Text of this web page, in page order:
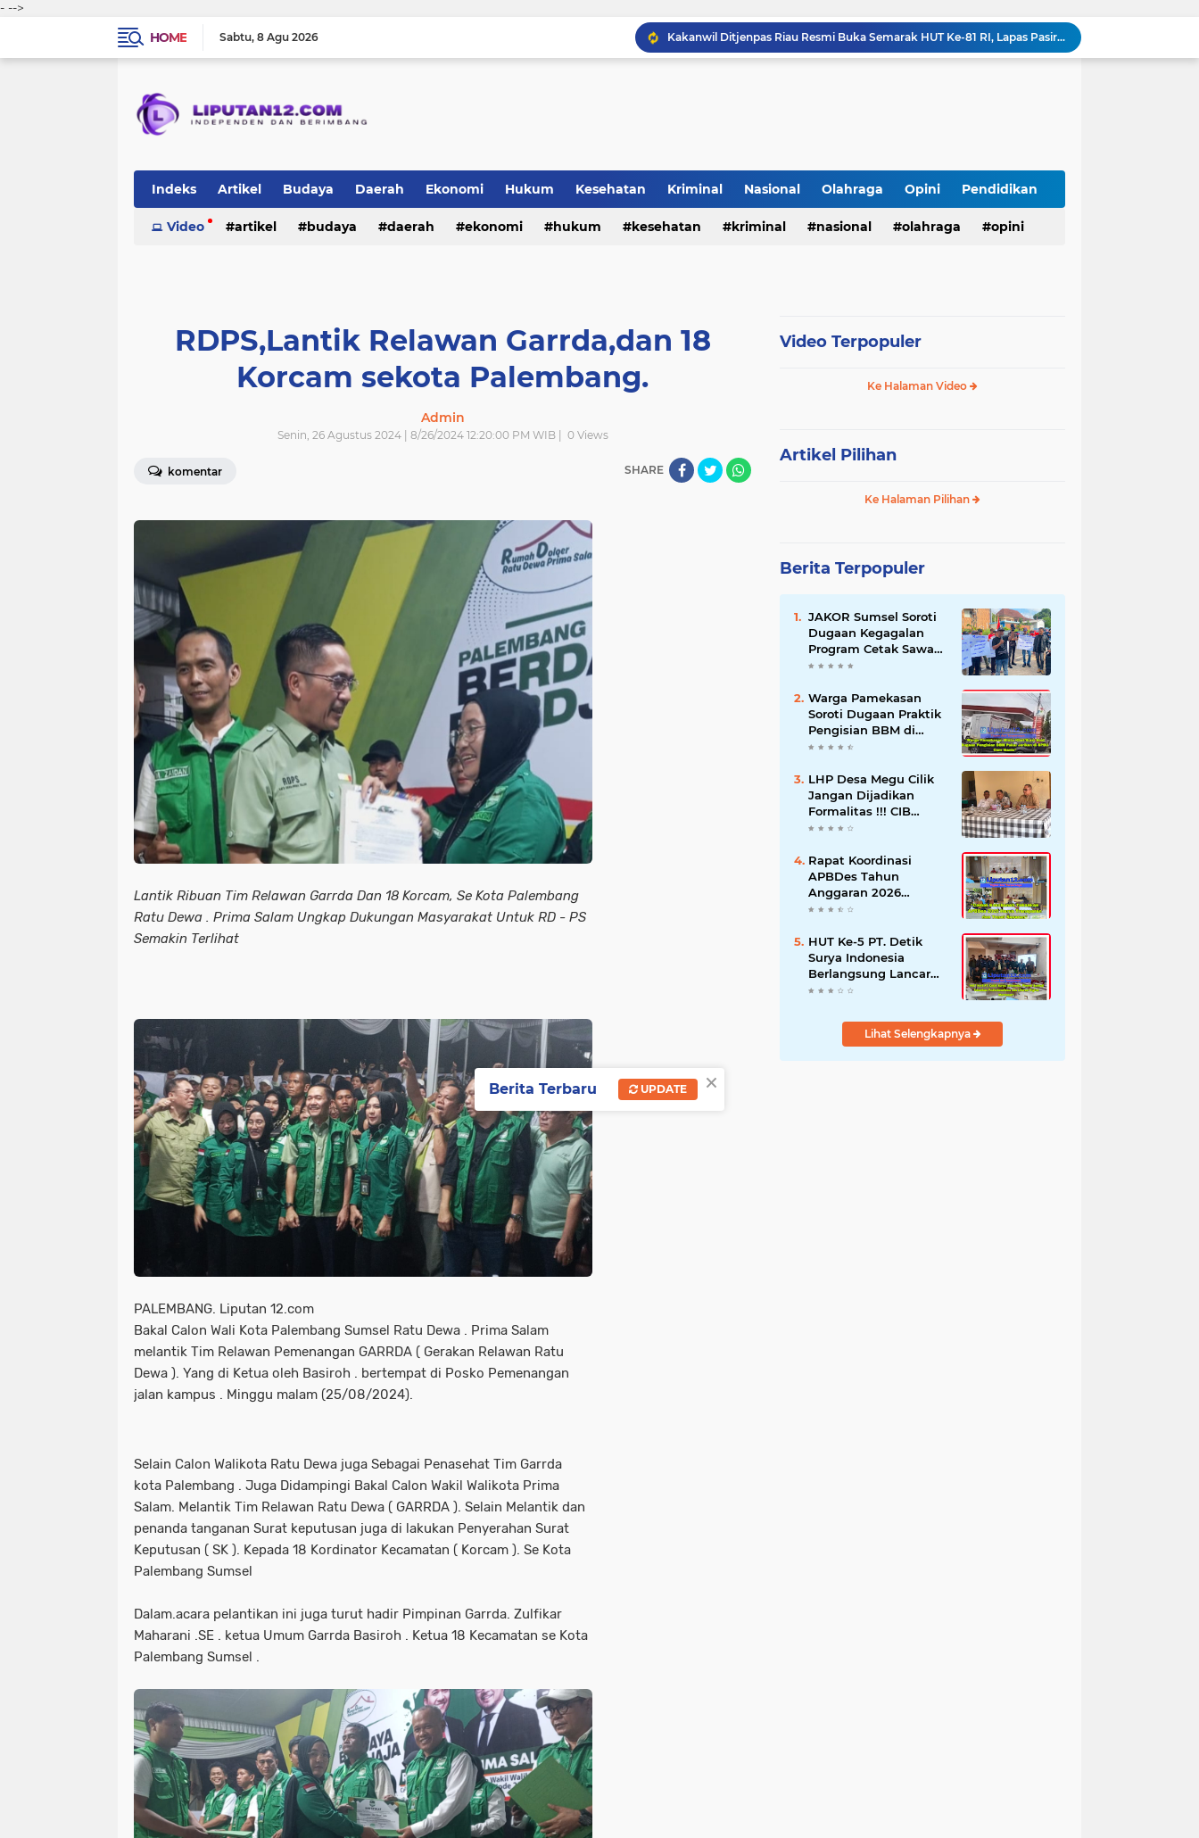
- -->
HOME
Sabtu 8 Agu 2026
Kakanwil Ditjenpas Riau Resmi Buka Semarak HUT Ke-81 RI, Lapas Pasir Pangarayan Turunkan Tim Terbaik di Kakanwil Cup Mini Soccer
Polresta Cirebon Sita Ratusan Botol Miras Ilegal dalam Ops Pekat
Operasional SPPG 5 Bandengan berhenti sementara usai menu MBG di duga sebabkan keracunan bagaimana dengan air limbah SPPG 3 Bawu yang di duga cemari sumur warga.
Indeks Artikel Budaya Daerah Ekonomi Hukum Kesehatan Kriminal Nasional Olahraga Opini Pendidikan
Peristiwa Politik TNI-Polri sosial
Video artikel budaya daerah ekonomi hukum kesehatan kriminal nasional olahraga opini
RDPS,Lantik Relawan Garrda,dan 18
Korcam sekota Palembang.
Admin
Senin, 26 Agustus 2024 | 8/26/2024 12:20:00 PM WIB | 0Views
komentar SHARE
Lantik Ribuan Tim Relawan Garrda Dan 18 Korcam, Se Kota Palembang
Ratu Dewa . Prima Salam Ungkap Dukungan Masyarakat Untuk RD - PS
Semakin Terlihat
PALEMBANG. Liputan 12.com
Bakal Calon Wali Kota Palembang Sumsel Ratu Dewa . Prima Salam
melantik Tim Relawan Pemenangan GARRDA ( Gerakan Relawan Ratu
Dewa ). Yang di Ketua oleh Basiroh . bertempat di Posko Pemenangan
jalan kampus . Minggu malam (25/08/2024).
Selain Calon Walikota Ratu Dewa juga Sebagai Penasehat Tim Garrda
kota Palembang . Juga Didampingi Bakal Calon Wakil Walikota Prima
Salam. Melantik Tim Relawan Ratu Dewa ( GARRDA ). Selain Melantik dan
penanda tanganan Surat keputusan juga di lakukan Penyerahan Surat
Keputusan ( SK ). Kepada 18 Kordinator Kecamatan ( Korcam ). Se Kota
Palembang Sumsel
Dalam.acara pelantikan ini juga turut hadir Pimpinan Garrda. Zulfikar
Maharani .SE . ketua Umum Garrda Basiroh . Ketua 18 Kecamatan se Kota
Palembang Sumsel .
Video Terpopuler
Ke Halaman Video
Artikel Pilihan
Ke Halaman Pilihan
Berita Terpopuler
JAKOR Sumsel Soroti
Dugaan Kegagalan
Program Cetak Sawah
Rp105 Miliar di Ogan
Pertanian Mundur
Warga Pamekasan
Soroti Dugaan Praktik
Pengisian BBM di
SPBU Cem Manis,
Pengawasan
LHP Desa Megu Cilik
Jangan Dijadikan
Formalitas !!! CIB
Desak Inspektorat
dan Hentikan Dugaan
Permainan Oknum
Rapat Koordinasi
APBDes Tahun
Anggaran 2026
Semester II,
Sokobanah Libatkan 12
Desa
HUT Ke-5 PT. Detik
Surya Indonesia
Berlangsung Lancar
dan Profesional,
Wartawan
Lihat Selengkapnya
×
Berita Terbaru UPDATE